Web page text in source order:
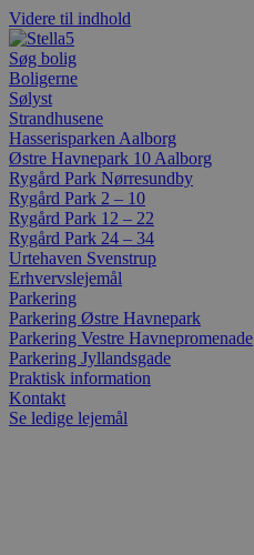
Videre til indhold
Søg bolig
Boligerne
Sølyst
Strandhusene
Hasserisparken Aalborg
Østre Havnepark 10 Aalborg
Rygård Park Nørresundby
Rygård Park 2 – 10
Rygård Park 12 – 22
Rygård Park 24 – 34
Urtehaven Svenstrup
Erhvervslejemål
Parkering
Parkering Østre Havnepark
Parkering Vestre Havnepromenade
Parkering Jyllandsgade
Praktisk information
Kontakt
Se ledige lejemål